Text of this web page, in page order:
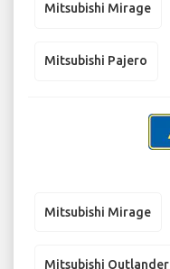
Mitsubishi Mirage
Mitsubishi Pajero
Mitsubishi Mirage
Mitsubishi Outlander